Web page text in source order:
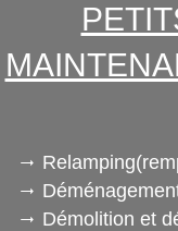
Démolition et